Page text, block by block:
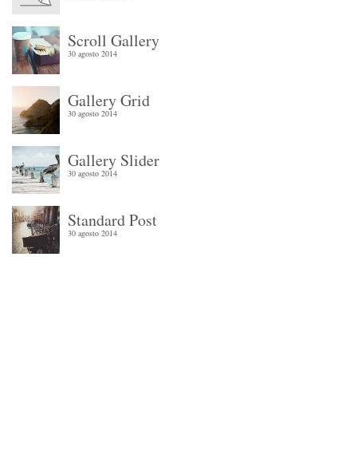
Scroll Gallery
30 agosto 2014
Gallery Grid
30 agosto 2014
Gallery Slider
30 agosto 2014
Standard Post
30 agosto 2014